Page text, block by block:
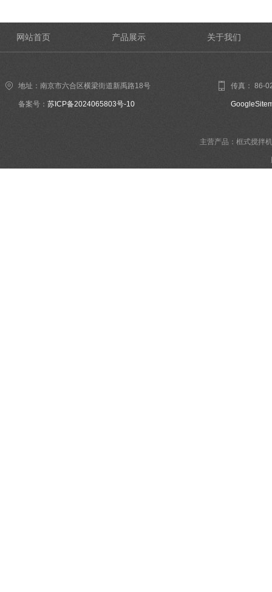
网站首页 产品展示 关于我们
地址：南京市六合区横梁街道新禹路18号
备案号： 苏ICP备2024065803号-10
传真： 86-
主营产品：框式搅拌